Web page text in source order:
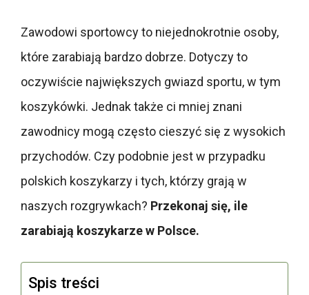
Zawodowi sportowcy to niejednokrotnie osoby,
które zarabiają bardzo dobrze. Dotyczy to
oczywiście największych gwiazd sportu, w tym
koszykówki. Jednak także ci mniej znani
zawodnicy mogą często cieszyć się z wysokich
przychodów. Czy podobnie jest w przypadku
polskich koszykarzy i tych, którzy grają w
naszych rozgrywkach? Przekonaj się, ile
zarabiają koszykarze w Polsce.
Spis treści